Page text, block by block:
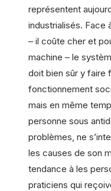
représentent
industrialisés. Face
– il coûte cher et
machine – le
doit bien sûr y faire
fonctionnement
mais en même
personne sous
problèmes, ne
les causes de son
tendance à les
praticiens qui